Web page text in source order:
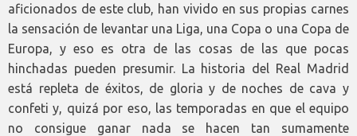
aficionados de este club, han vivido en sus propias carnes
la sensación de levantar una Liga, una Copa o una Copa de
Europa, y eso es otra de las cosas de las que pocas
hinchadas pueden presumir. La historia del Real Madrid
está repleta de éxitos, de gloria y de noches de cava y
confeti y, quizá por eso, las temporadas en que el equipo
no consigue ganar nada se hacen tan sumamente